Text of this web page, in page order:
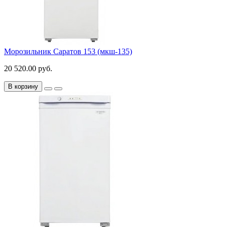
Морозильник Саратов 153 (мкш-135)
20 520.00 руб.
В корзину